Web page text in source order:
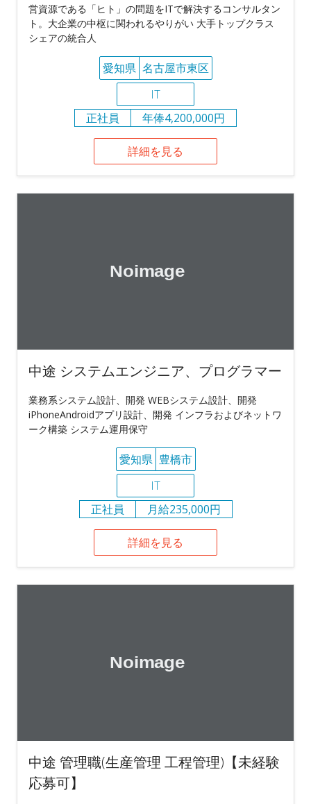
営資源である「ヒト」の問題をITで解決するコンサルタン
ト。大企業の中枢に関われるやりがい 大手トップクラス
シェアの統合人
愛知県 名古屋市東区
IT
正社員
年俸4,200,000円
詳細を見る
中途 システムエンジニア、プログラマー
業務系システム設計、開発 WEBシステム設計、開発
iPhoneAndroidアプリ設計、開発 インフラおよびネットワ
ーク構築 システム運用保守
愛知県 豊橋市
IT
正社員
月給235,000円
詳細を見る
中途 管理職(生産管理 工程管理)【未経験
応募可】